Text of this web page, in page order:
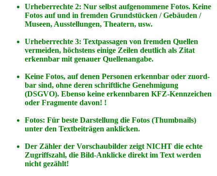
Urheberrechte 2: Nur selbst aufgenommene Fotos. Keine
Fotos aufund in fremden Grundstücken / Gebäuden /
Museen, Ausstellungen, Theatern, usw.
Urheberrechte 3: Textpassagen von fremden Quellen
vermeiden, höchstens einige Zeilen deutlich als Zitat
erkennbar mit genauer Quellenangabe.
Keine Fotos, auf denen Personen erkennbar oder zuord-
bar sind, ohne deren schriftliche Genehmigung
(DSGVO). Ebenso keine erkennbaren KFZ-Kennzeichen
oder Fragmente davon! !
Fotos: Für beste Darstellung die Fotos (Thumbnails)
unter den Textbeiträgen anklicken.
Der Zähler der Vorschaubilder zeigt NICHT die echte
Zugriffszahl, die Bild-Anklicke direkt im Text werden
nicht gezählt!